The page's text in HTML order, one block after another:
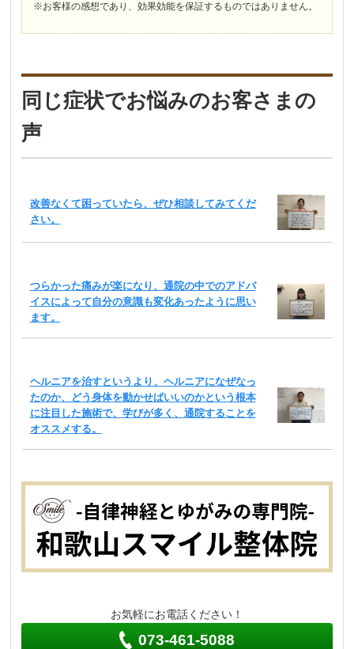
※お客様の感想であり、効果効能を保証するものではありません。
同じ症状でお悩みのお客さまの
声
改善なくて困っていたら、ぜひ相談してみてくだ
さい。
つらかった痛みが楽になり、通院の中でのアドバ
イスによって自分の意識も変化あったように思い
ます。
ヘルニアを治すというより、ヘルニアになぜなっ
たのか、どう身体を動かせばいいのかという根本
に注目した施術で、学びが多く、通院することを
オススメする。
お気軽にお電話ください！
073-461-5088